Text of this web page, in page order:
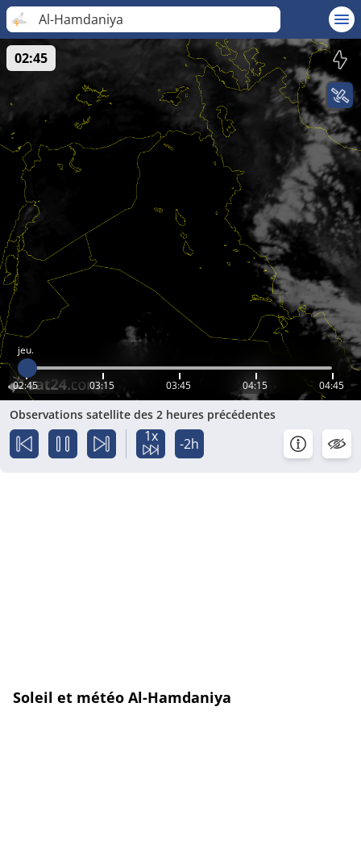
Al-Hamdaniya
jeu.
02:45 03:15 03:45 04:15 04:45
02:45
Observations satellite des 2 heures précédentes
1x -2h
Soleil et météo Al-Hamdaniya